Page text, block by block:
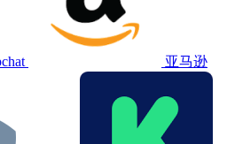
亚马逊